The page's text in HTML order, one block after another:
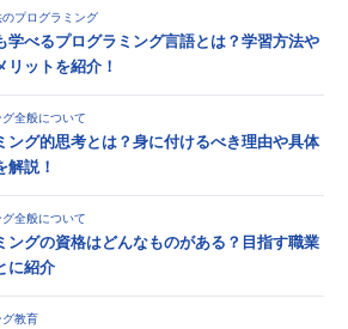
プログラミング
学べるプログラミング言語とは？学習方法や
リットを紹介！
全般について
ング的思考とは？身に付けるべき理由や具体
解説！
全般について
ングの資格はどんなものがある？目指す職業
に紹介
グ教育